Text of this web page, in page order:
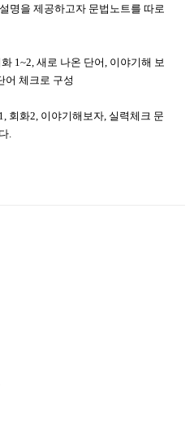
명을 제공하고자 문법노트를 따로
1~2, 새로 나온 단어, 이야기해 보
어 체크로 구성
회화2, 이야기해보자, 실력체크 문
.